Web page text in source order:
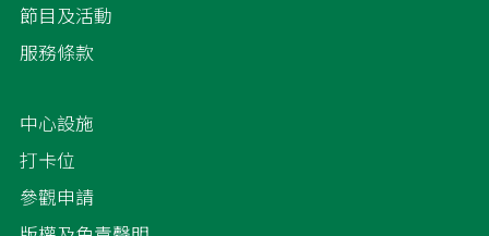
節目及活動
服務條款
中心設施
打卡位
參觀申請